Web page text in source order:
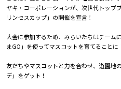
ヤキ・コーポレーションが、次世代トップ
リンセスカップ」の開催を宣言！
大会に参加するため、みらいたちはチーム
まGO」を使ってマスコットを育てることに
友だちやマスコットと力を合わせ、遊園地
デ」をゲット！